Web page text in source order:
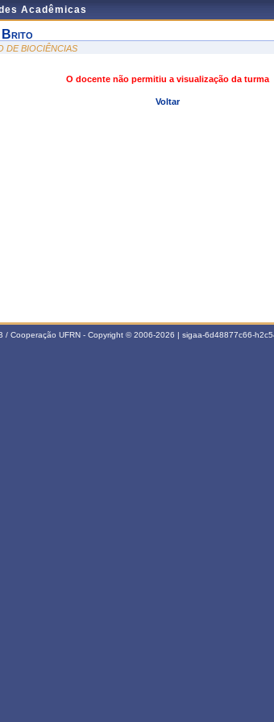
Acadêmicas
Brito
DE BIOCIÊNCIAS
O docente não permitiu a visualização da turma
Voltar
Cooperação UFRN - Copyright © 2006-2026 | sigaa-6d48877c66-